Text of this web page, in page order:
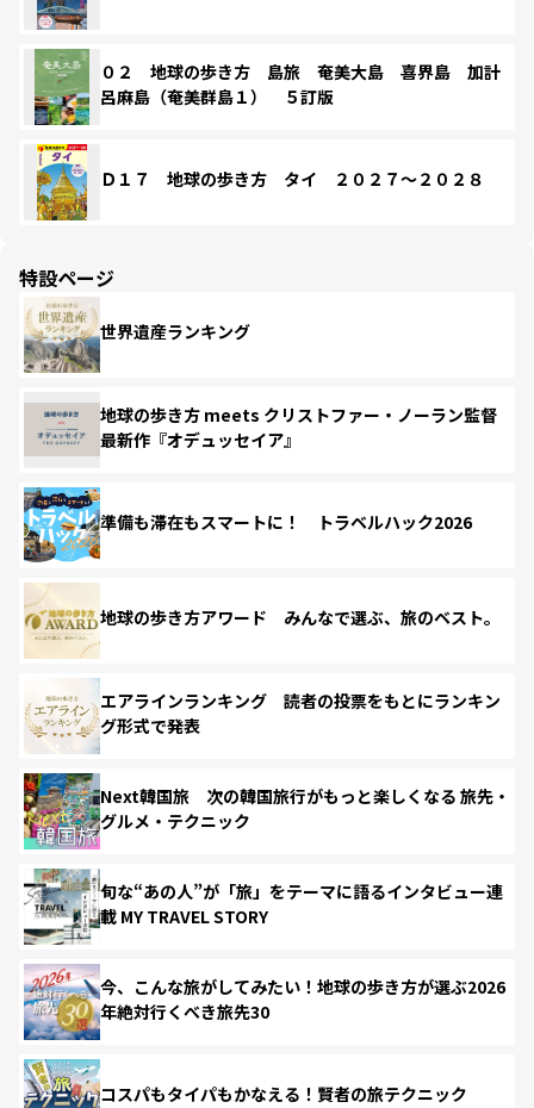
０２ 地球の歩き方 島旅 奄美大島 喜界島 加計
呂麻島（奄美群島１） ５訂版
Ｄ１７ 地球の歩き方 タイ ２０２７～２０２８
特設ページ
世界遺産ランキング
地球の歩き方 meets クリストファー・ノーラン監督
最新作『オデュッセイア』
準備も滞在もスマートに！ トラベルハック2026
地球の歩き方アワード みんなで選ぶ、旅のベスト。
エアラインランキング 読者の投票をもとにランキン
グ形式で発表
Next韓国旅 次の韓国旅行がもっと楽しくなる 旅先・
グルメ・テクニック
旬な“あの人”が「旅」をテーマに語るインタビュー連
載 MY TRAVEL STORY
今、こんな旅がしてみたい！地球の歩き方が選ぶ2026
年絶対行くべき旅先30
コスパもタイパもかなえる！賢者の旅テクニック